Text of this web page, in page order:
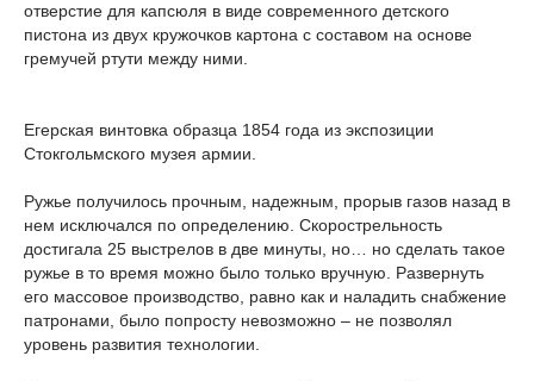
отверстие для капсюля в виде современного детского
пистона из двух кружочков картона с составом на основе
гремучей ртути между ними.
Егерская винтовка образца 1854 года из экспозиции
Стокгольмского музея армии.
Ружье получилось прочным, надежным, прорыв газов назад в
нем исключался по определению. Скорострельность
достигала 25 выстрелов в две минуты, но… но сделать такое
ружье в то время можно было только вручную. Развернуть
его массовое производство, равно как и наладить снабжение
патронами, было попросту невозможно – не позволял
уровень развития технологии.